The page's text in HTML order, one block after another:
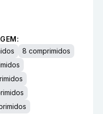
8 comprimidos